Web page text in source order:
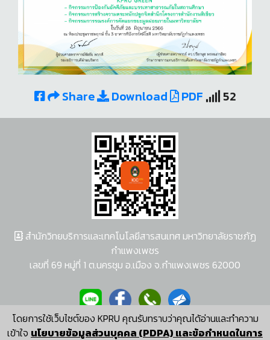
Share Download PDF 52
โดยการใช้เว็บไซต์ของ KPRU คุณรับทราบว่าคุณได้อ่านและทำความ
เข้าใจ นโยบายข้อมูลส่วนบุคคล (PDPA) และข้อกำหนดในการ
สำนักวิทยบริการและเทคโนโลยีสารสนเทศ มหาวิทยาลัยราชภัฏ
กำแพงเพชร
เลขที่ 69 หมู่ที่ 1 ต.นครชุม อ.เมือง จ.กำแพงเพชร 62000
ผู้พัฒนาระบบ อนุชา พวงผกา